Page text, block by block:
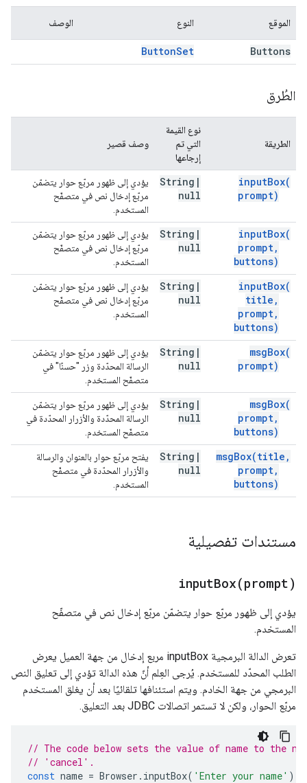
الموقع النوع الوصف
Buttons
ButtonSet
الطُرق
الطريقة
نوع القيمة
التي تم
إرجاعها
وصف قصير
inputBox(
prompt)
String |
null
يؤدي إلى ظهور مربّع حوار يتضمّن
مربّع إدخال نص في متصفّح
المستخدم.
inputBox(
prompt,
buttons)
String |
null
يؤدي إلى ظهور مربّع حوار يتضمّن
مربّع إدخال نص في متصفّح
المستخدم.
inputBox(
title ,
prompt,
buttons)
String |
null
يؤدي إلى ظهور مربّع حوار يتضمّن
مربّع إدخال نص في متصفّح
المستخدم.
msgBox(
prompt)
String |
null
يؤدي إلى ظهور مربّع حوار يتضمّن
الرسالة المحدّدة وزر "حسنًا" في
متصفّح المستخدم.
msgBox(
prompt,
buttons)
String |
null
يؤدي إلى ظهور مربّع حوار يتضمّن
الرسالة المحدّدة والأزرار المحدّدة في
متصفّح المستخدم.
msgBox(title ,
prompt,
buttons)
String |
null
يفتح مربّع حوار بالعنوان والرسالة
والأزرار المحدّدة في متصفّح
المستخدم.
مستندات تفصيلية
inputBox(prompt)
يؤدي إلى ظهور مربّع حوار يتضمّن مربّع إدخال نص في متصفّح
المستخدم.
تعرض الدالة البرمجية inputBox مربع إدخال من جهة العميل يعرض
الطلب المحدّد للمستخدم. يُرجى العِلم أنّ هذه الدالة تؤدي إلى تعليق النص
البرمجي من جهة الخادم. ويتم استئنافها تلقائيًا بعد أن يغلق المستخدم
مربّع الحوار، ولكن لا تستمر اتصالات JDBC بعد التعليق.
// The code below sets the value of name to the
// 'cancel'.
const name = Browser . inputBox( 'Enter your name' );